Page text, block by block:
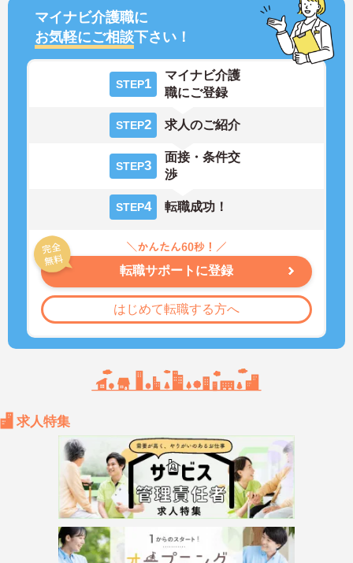
マイナビ介護職に
お気軽にご相談下さい！
STEP1
マイナビ介護
職にご登録
STEP2 求人のご紹介
STEP3
面接・条件交
渉
STEP4 転職成功！
転職サポートに登録
はじめて転職する方へ
求人特集